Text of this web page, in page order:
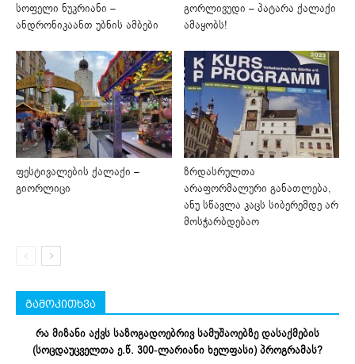
სოფელი ნუკრიანი –
ანდრონიკაანთ უბნის ამბები
გორლივუდი – პატარა ქალაქი
ამაყობს!
ფესტივალების ქალაქი –
გიორლიცი
ზრდასრულთა
არაფორმალური განათლება,
ანუ სწავლა კაცს სიბერემდე არ
მოსჭარბდებაო
გამოკითხვა
რა მიზანი აქვს საზოგადოებრივ სამუშაოებზე დასაქმების
(სოცდაუცველთა ე.წ. 300-ლარიანი ხელფასი) პროგრამას?